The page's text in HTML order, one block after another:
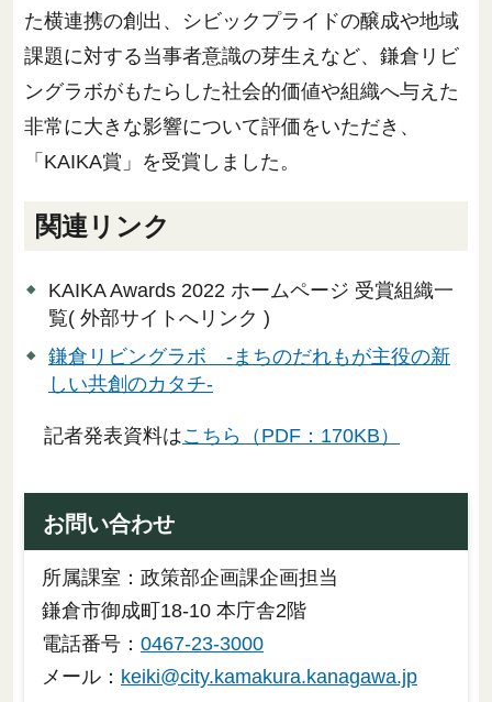
た横連携の創出、シビックプライドの醸成や地域
課題に対する当事者意識の芽生えなど、鎌倉リビ
ングラボがもたらした社会的価値や組織へ与えた
非常に大きな影響について評価をいただき、
「KAIKA賞」を受賞しました。
関連リンク
KAIKA Awards 2022 ホームページ 受賞組織一
覧( 外部サイトへリンク )
鎌倉リビングラボ -まちのだれもが主役の新
しい共創のカタチ-
記者発表資料はこちら（PDF：170KB）
お問い合わせ
所属課室：政策部企画課企画担当
鎌倉市御成町18-10 本庁舎2階
電話番号： 0467-23-3000
メール： keiki@city.kamakura.kanagawa.jp